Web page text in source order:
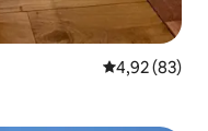
4,92 de uma
4,92 (83)